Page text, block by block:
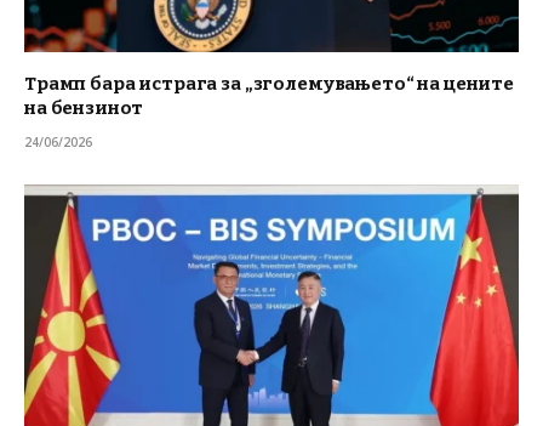
Трамп бара истрага за „зголемувањето“ на цените
на бензинот
24/06/2026